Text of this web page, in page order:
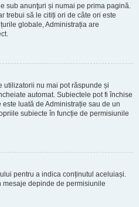
sub anunţuri și numai pe prima pagină.
trebui să le citiți ori de câte ori este
globale, Administrația are
utilizatorii nu mai pot răspunde și
automat. Subiectele pot fi închise
luată de Administrație sau de un
subiecte în funcție de permisiunile
pentru a indica conținutul aceluiași.
depinde de permisiunile